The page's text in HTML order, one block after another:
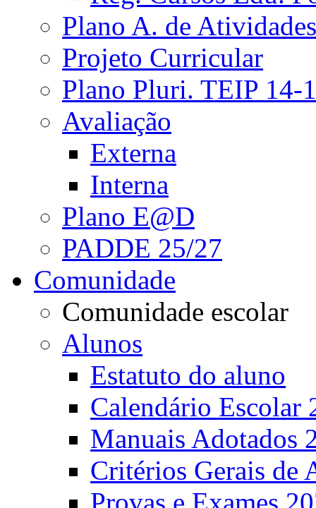
Plano A. de Atividades
Projeto Curricular
Plano Pluri. TEIP 14-
Avaliação
Externa
Interna
Plano E@D
PADDE 25/27
Comunidade
Comunidade escolar
Alunos
Estatuto do aluno
Calendário Escolar
Manuais Adotados
Critérios Gerais de